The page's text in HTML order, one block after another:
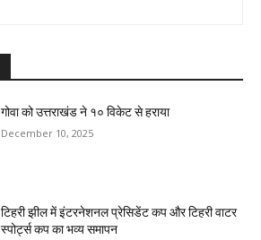
गोवा को उत्तराखंड ने १० विकेट से हराया
December 10, 2025
टिहरी झील में इंटरनेशनल प्रेसिडेंट कप और टिहरी वाटर
स्पोर्ट्स कप का भव्य समापन